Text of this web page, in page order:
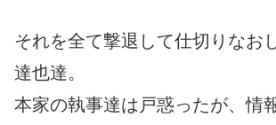
それを全て撃退して仕切りなお
達也達。
本家の執事達は戸惑ったが、情